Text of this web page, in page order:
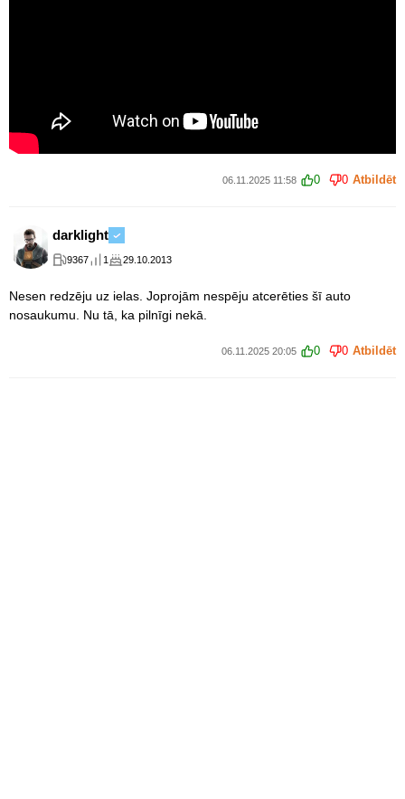
06.11.2025 11:58 0 0 Atbildēt
darklight
9367 1 29.10.2013
Nesen redzēju uz ielas. Joprojām nespēju atcerēties šī auto
nosaukumu. Nu tā, ka pilnīgi nekā.
06.11.2025 20:05 0 0 Atbildēt